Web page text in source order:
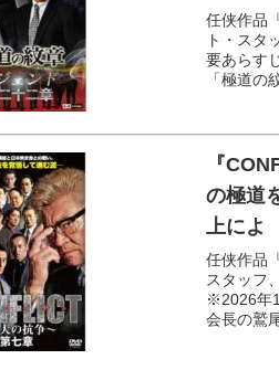
任侠作品
ト・スタ
要あらす
「極道の
『
の極道
上によ
任侠作品
スタッフ
※2026年
会長の鷲